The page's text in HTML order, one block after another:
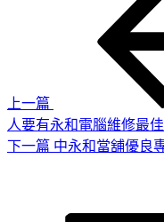
上一篇
人要有永和電腦維修最
下
下一篇 中永和當舖優良